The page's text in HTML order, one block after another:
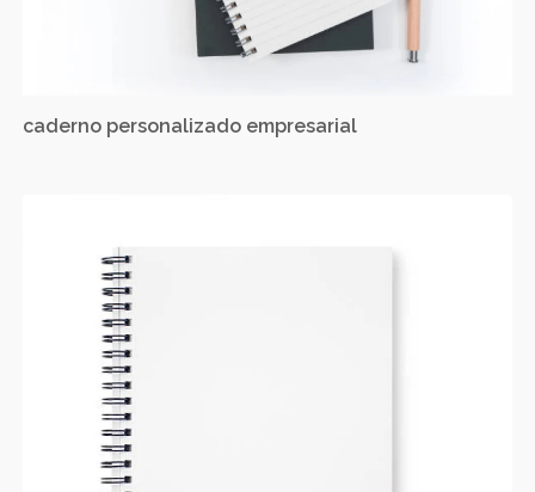
caderno personalizado empresarial